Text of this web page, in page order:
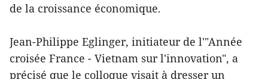
de la croissance économique.
Jean-Philippe Eglinger, initiateur de l'"Année
croisée France - Vietnam sur l'innovation", a
précisé que le colloque visait à dresser un